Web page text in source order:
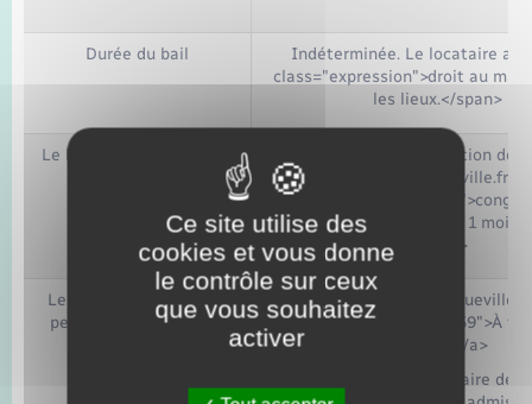
Durée du bail
Indéterminée. Le locataire a
class="expression">droit au
les lieux.</span>
Le locataire peut mettre
À tout moment, à condition de
href="https://www.bacqueville.fr/
citoyennete/?xml=F1168">congé
avec un préavis de 3 ou 1 mois,
cas</a>
Le propriétaire/bailleur
peut mettre fin au bail
<a href="https://
et-citoyennete/?xml=F2559">À
lorsque :</a>
les revenus du locataire
Ce site utilise des
cookies et vous donne
le contrôle sur ceux
que vous souhaitez
activer